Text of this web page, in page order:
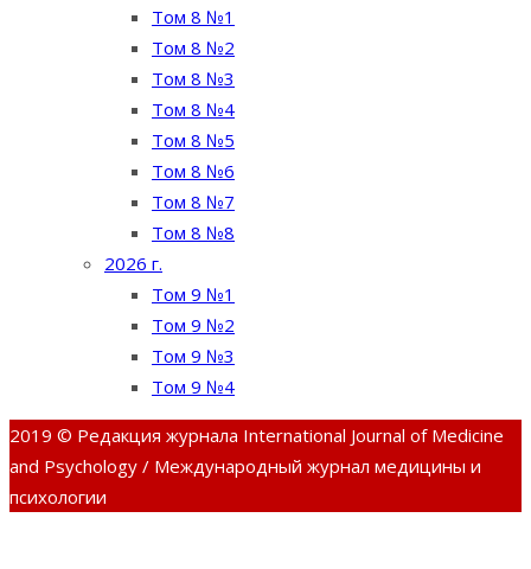
Том 8 №1
Том 8 №2
Том 8 №3
Том 8 №4
Том 8 №5
Том 8 №6
Том 8 №7
Том 8 №8
2026 г.
Том 9 №1
Том 9 №2
Том 9 №3
Том 9 №4
2019 © Редакция журнала International Journal of Medicine
and Psychology / Международный журнал медицины и
психологии